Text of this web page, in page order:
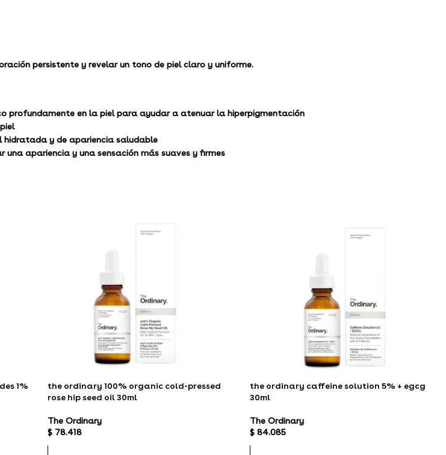
persistente y revelar un tono de piel claro y uniforme.
en la piel para ayudar a atenuar la hiperpigmentación
hidratada y de apariencia saludable
apariencia y una sensación más suaves y firmes
1%
the ordinary 100% organic cold-pressed
rose hip seed oil 30ml
The Ordinary
$ 78.418
the ordinary caffeine solution 5% + egcg
30ml
The Ordinary
$ 84.085